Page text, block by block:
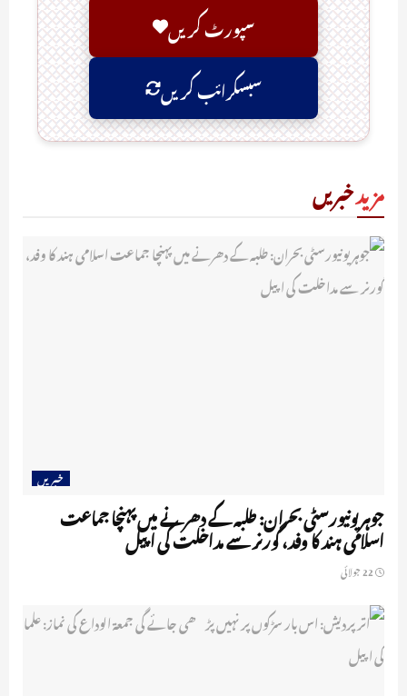
سپورٹ کریں
سبسکرائب کریں
مزیدخبریں
خبریں
جوہر یونیورسٹی بحران: طلبہ کے دھرنے میں پہنچا جماعت
اسلامی ہند کا وفد، گورنر سے مداخلت کی اپیل